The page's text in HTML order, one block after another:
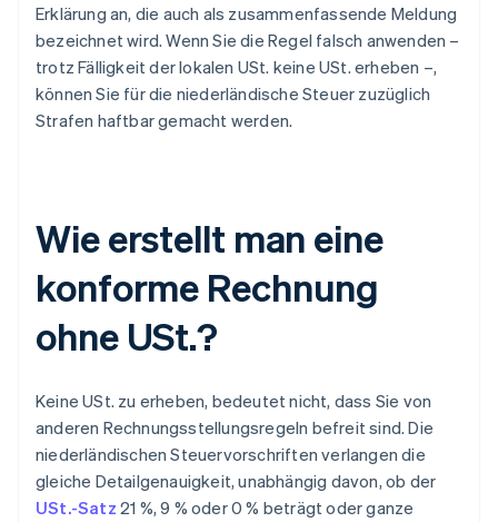
Erklärung an, die auch als zusammenfassende Meldung
bezeichnet wird. Wenn Sie die Regel falsch anwenden –
trotz Fälligkeit der lokalen USt. keine USt. erheben –,
können Sie für die niederländische Steuer zuzüglich
Strafen haftbar gemacht werden.
Wie erstellt man eine
konforme Rechnung
ohne USt.?
Keine USt. zu erheben, bedeutet nicht, dass Sie von
anderen Rechnungsstellungsregeln befreit sind. Die
niederländischen Steuervorschriften verlangen die
gleiche Detailgenauigkeit, unabhängig davon, ob der
USt.-Satz 21 %, 9 % oder 0 % beträgt oder ganze